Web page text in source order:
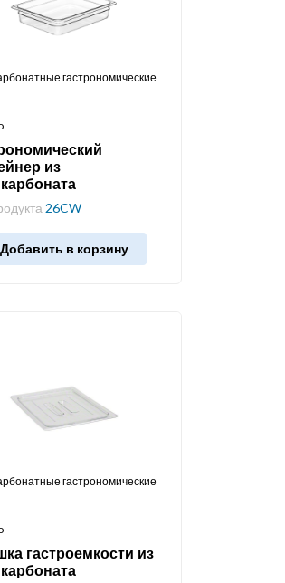
гастрономические
из
26CW
Добавить в корзину
гастрономические
гастроемкости из